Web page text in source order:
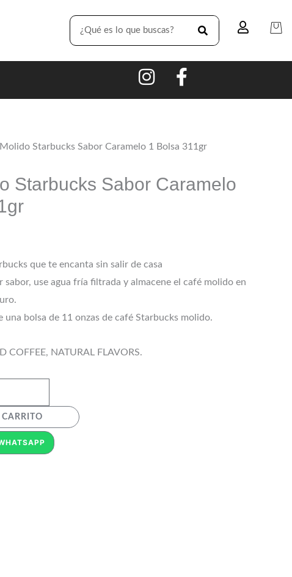
SEARCH
Starbucks Sabor Caramelo 1 Bolsa 311gr
Starbucks Sabor Caramelo
que te encanta sin salir de casa
sabor, use agua fría filtrada y almacene el café molido en
una bolsa de 11 onzas de café Starbucks molido.
COFFEE, NATURAL FLAVORS.